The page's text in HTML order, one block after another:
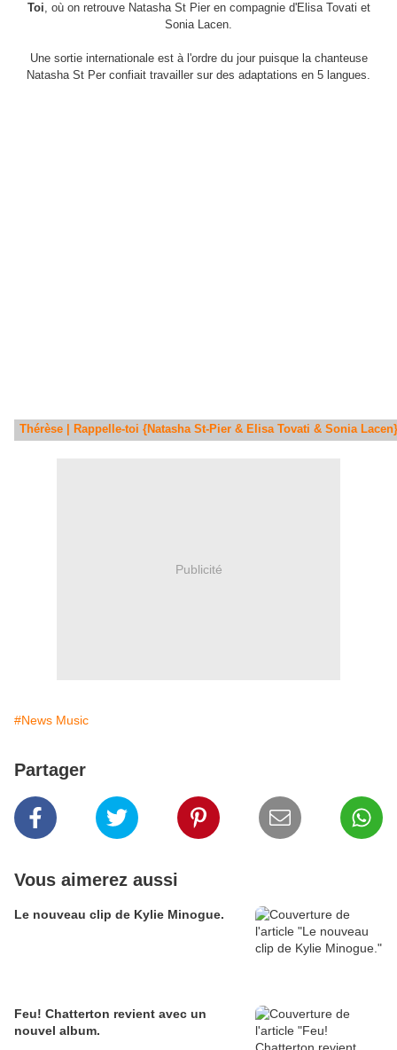
Toi, où on retrouve Natasha St Pier en compagnie d'Elisa Tovati et
Sonia Lacen.
Une sortie internationale est à l'ordre du jour puisque la chanteuse
Natasha St Per confiait travailler sur des adaptations en 5 langues.
Thérèse | Rappelle-toi {Natasha St-Pier & Elisa Tovati & Sonia
Publicité
#News Music
Partager
Vous aimerez aussi
Le nouveau clip de Kylie Minogue.
Feu! Chatterton revient avec un
nouvel album.